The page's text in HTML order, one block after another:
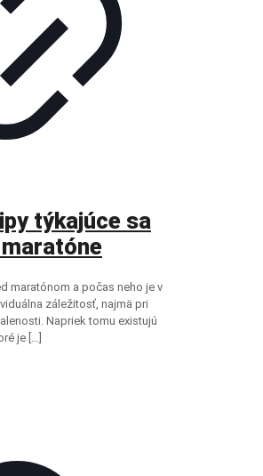
týkajúce sa
maratónom a počas neho je v
záležitosť, najmä pri
Napriek tomu existujú
je […]